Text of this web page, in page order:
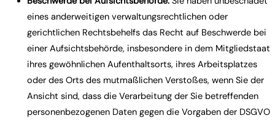
eines anderweitigen verwaltungsrechtlichen oder
gerichtlichen Rechtsbehelfs das Recht auf Beschwerde bei
einer Aufsichtsbehörde, insbesondere in dem Mitgliedstaat
ihres gewöhnlichen Aufenthaltsorts, ihres Arbeitsplatzes
oder des Orts des mutmaßlichen Verstoßes, wenn Sie der
Ansicht sind, dass die Verarbeitung der Sie betreffenden
personenbezogenen Daten gegen die Vorgaben der DSGVO